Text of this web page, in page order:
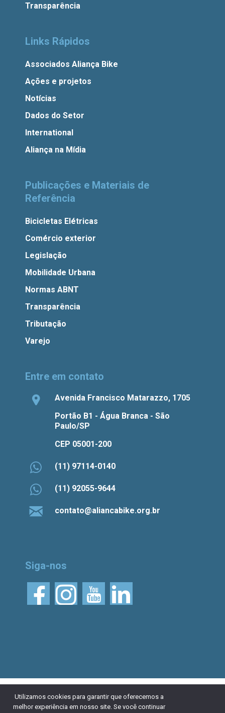
Transparência
Links Rápidos
Associados Aliança Bike
Ações e projetos
Notícias
Dados do Setor
International
Aliança na Mídia
Publicações e Materiais de
Referência
Bicicletas Elétricas
Comércio exterior
Legislação
Mobilidade Urbana
Normas ABNT
Transparência
Tributação
Varejo
Entre em contato
Avenida Francisco Matarazzo, 1705
Portão B1 - Água Branca - São
Paulo/SP
CEP 05001-200
(11) 97114-0140
(11) 92055-9644
contato@aliancabike.org.br
Siga-nos
© 2026 Aliança Bike.
Esta obra está licenciada
com uma Licença Creative Commons Atribuição 4.0
Utilizamos cookies para garantir que oferecemos a
melhor experiência em nosso site. Se você continuar